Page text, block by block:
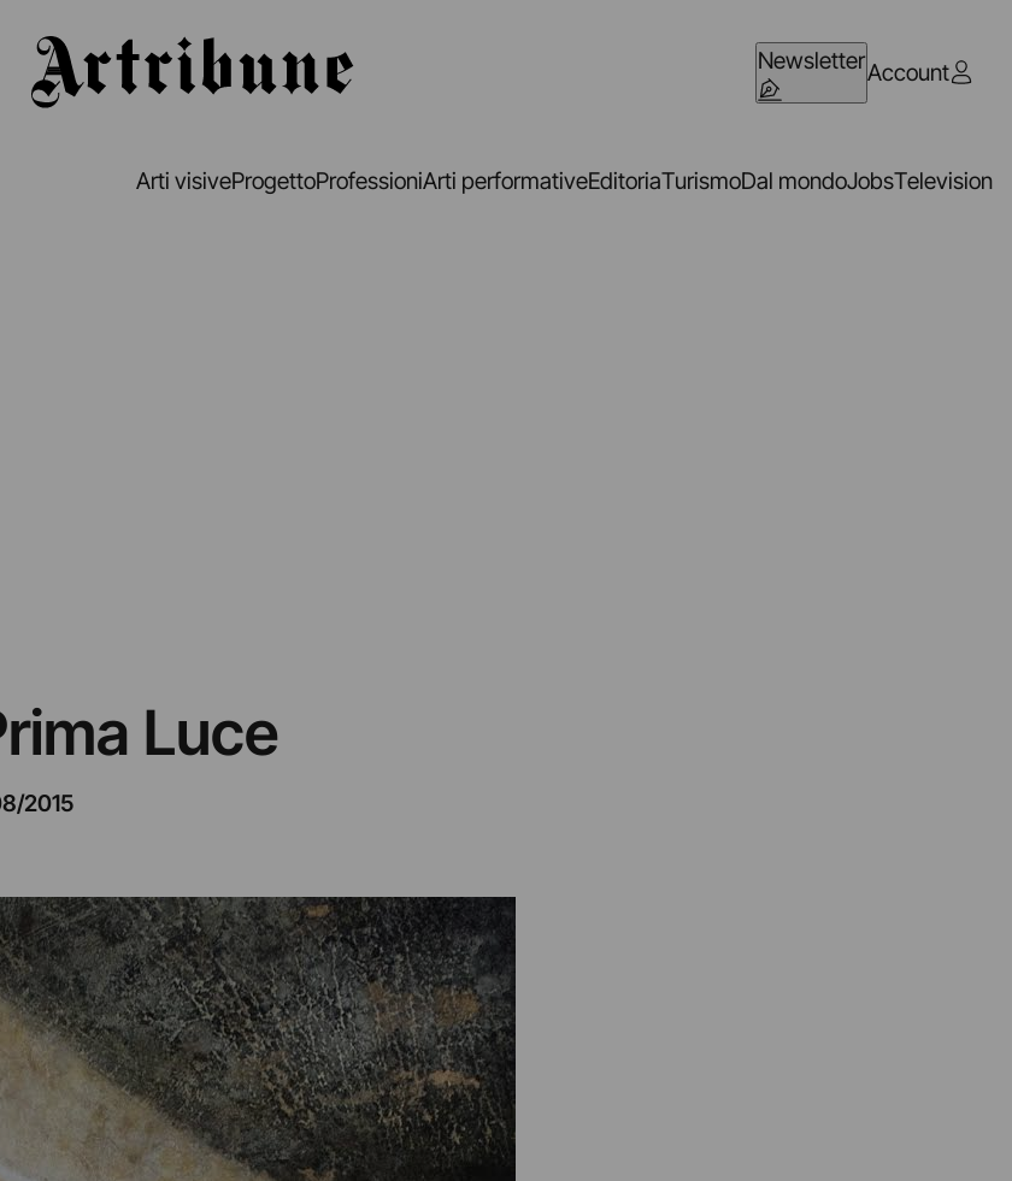
NewsletterAccount
Arti visiveProgettoProfessioniArti performativeEditoriaTurismoDal mondoJobsTelevision
Luce
2015